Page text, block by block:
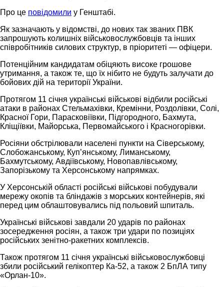
Про це повідомили у Генштабі.
Як зазначають у відомстві, до нових так званих ПВК
запрошують колишніх військовослужбовців та інших
співробітників силових структур, в пріоритеті — офіцери.
Потенційним кандидатам обіцяють високе грошове
утримання, а також те, що їх нібито не будуть залучати до
бойових дій на території України.
Протягом 11 січня українські військові відбили російські
атаки в районах Стельмахівки, Кремінни, Роздолівки, Солі,
Красної Гори, Парасковіївки, Підгородного, Бахмута,
Кліщіївки, Майорська, Первомайського і Красногорівки.
Росіяни обстрілювали населені пункти на Сіверському,
Слобожанському, Куп’янському, Лиманському,
Бахмутському, Авдіївському, Новопавлівському,
Запорізькому та Херсонському напрямках.
У Херсонській області російські військові побудували
мережу окопів та бліндажів з морських контейнерів, які
перед цим облаштовувались під польовий шпиталь.
Українські військові завдали 20 ударів по районах
зосередження росіян, а також три удари по позиціях
російських зенітно-ракетних комплексів.
Також протягом 11 січня українські військовослужбовці
збили російський гелікоптер Ка-52, а також 2 БпЛА типу
«Орлан-10».